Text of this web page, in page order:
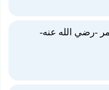
-رضي الله عنه-